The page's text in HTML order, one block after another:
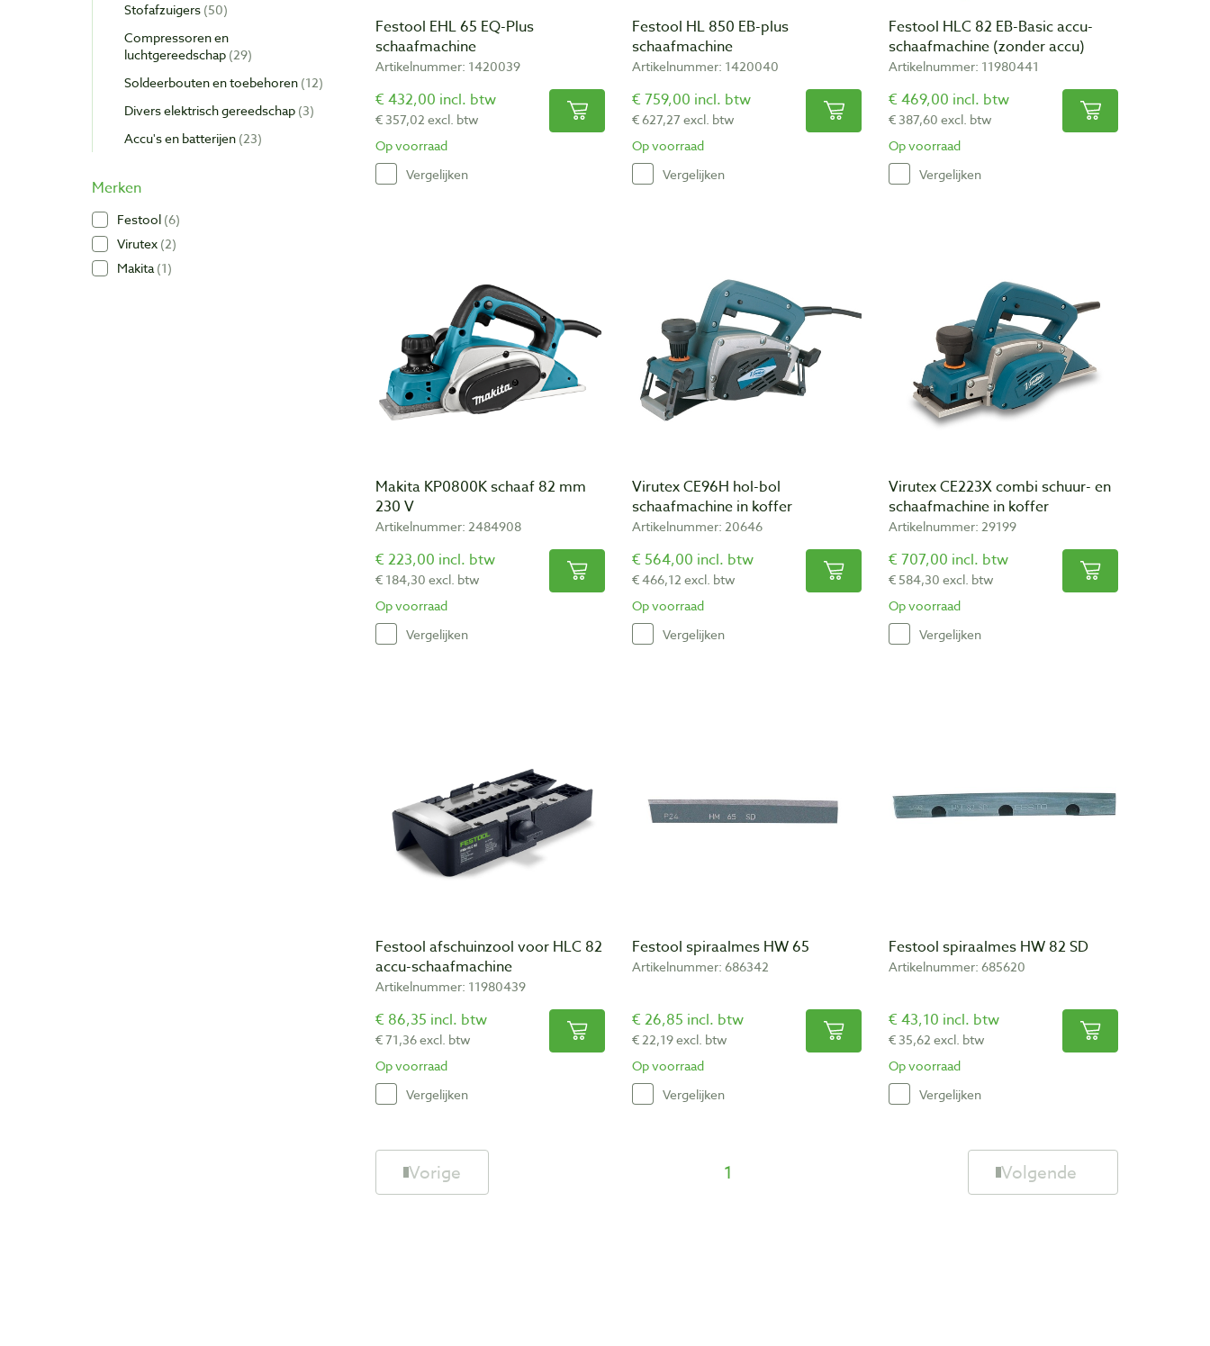
Stofafzuigers 50
Compressoren en
luchtgereedschap 29
Soldeerbouten en toebehoren 12
Divers elektrisch gereedschap 3
Accu's en batterijen 23
Merken
Festool 6
Virutex 2
Makita 1
Festool EHL 65 EQ-Plus
schaafmachine
Artikelnummer: 1420039
€ 432,00 incl. btw
€ 357,02 excl. btw
Op voorraad
Vergelijken
Festool HL 850 EB-plus
schaafmachine
Artikelnummer: 1420040
€ 759,00 incl. btw
€ 627,27 excl. btw
Op voorraad
Vergelijken
Festool HLC 82 EB-Basic accu-
schaafmachine (zonder accu)
Artikelnummer: 11980441
€ 469,00 incl. btw
€ 387,60 excl. btw
Op voorraad
Vergelijken
Makita KP0800K schaaf 82 mm
230 V
Artikelnummer: 2484908
€ 223,00 incl. btw
€ 184,30 excl. btw
Op voorraad
Vergelijken
Virutex CE96H hol-bol
schaafmachine in koffer
Artikelnummer: 20646
€ 564,00 incl. btw
€ 466,12 excl. btw
Op voorraad
Vergelijken
Virutex CE223X combi schuur- en
schaafmachine in koffer
Artikelnummer: 29199
€ 707,00 incl. btw
€ 584,30 excl. btw
Op voorraad
Vergelijken
Festool afschuinzool voor HLC 82
accu-schaafmachine
Artikelnummer: 11980439
€ 86,35 incl. btw
€ 71,36 excl. btw
Op voorraad
Vergelijken
Festool spiraalmes HW 65
Artikelnummer: 686342
€ 26,85 incl. btw
€ 22,19 excl. btw
Op voorraad
Vergelijken
Festool spiraalmes HW 82 SD
Artikelnummer: 685620
€ 43,10 incl. btw
€ 35,62 excl. btw
Op voorraad
Vergelijken
Vorige 1 Volgende